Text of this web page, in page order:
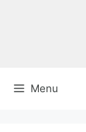
Menu